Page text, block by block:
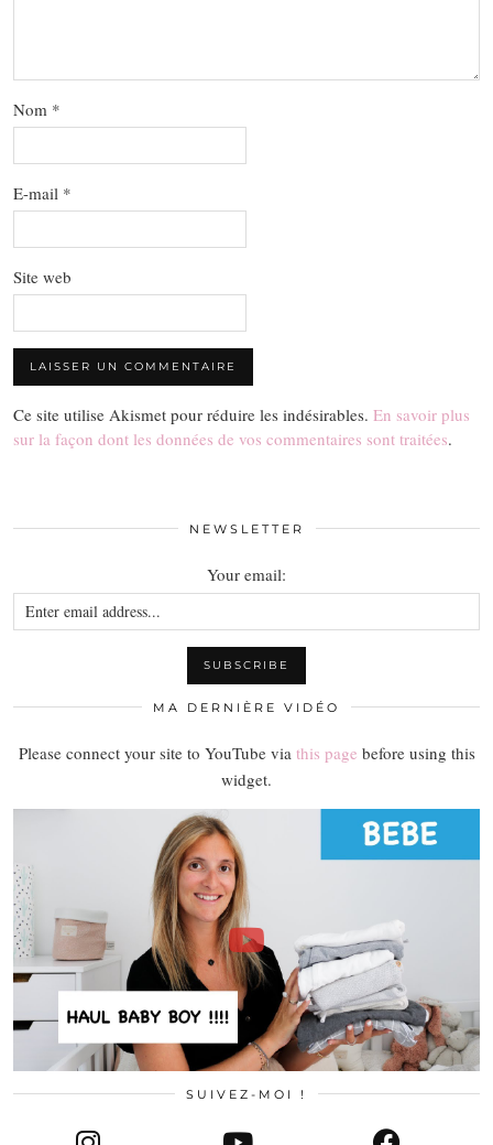
Nom *
E-mail *
Site web
Ce site utilise Akismet pour réduire les indésirables. En savoir plus
sur la façon dont les données de vos commentaires sont traitées.
NEWSLETTER
Your email:
MA DERNIÈRE VIDÉO
Please connect your site to YouTube via this page before using this
widget.
SUIVEZ-MOI !